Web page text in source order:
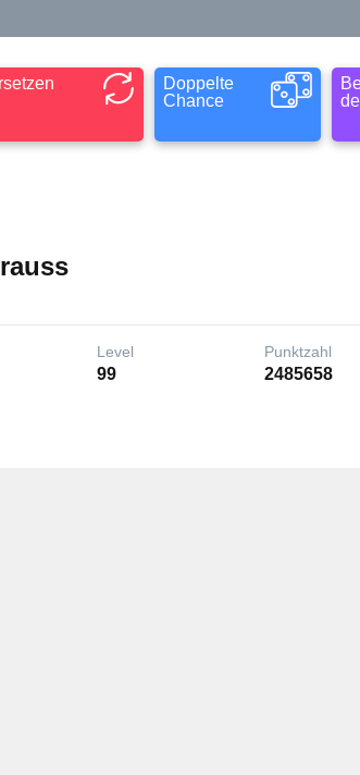
Doppelte
Chance
Level
99
Punktzahl
2485658